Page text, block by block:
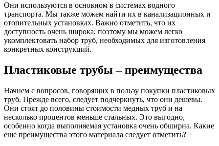
Они используются в основном в системах водного
транспорта. Мы также можем найти их в канализационных и
отопительных установках. Важно отметить, что их
доступность очень широка, поэтому мы можем легко
укомплектовать набор труб, необходимых для изготовления
конкретных конструкций.
Пластиковые трубы – преимущества
Начнем с вопросов, говорящих в пользу покупки пластиковых
труб. Прежде всего, следует подчеркнуть, что они дешевы.
Они стоят до половины стоимости медных труб и на
несколько процентов меньше стальных. Это выгодно,
особенно когда выполняемая установка очень обширна. Какие
еще преимущества этого материала следует отметить?